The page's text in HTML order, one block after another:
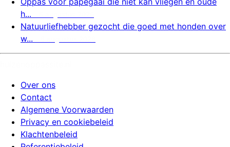
h...
Natuurliefhebber gezocht die goed met honden over
w...
Over ons
Contact
Algemene Voorwaarden
Privacy en cookiebeleid
Klachtenbeleid